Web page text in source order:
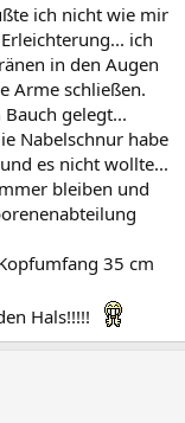
ich nicht wie mir
ich
in den Augen
Arme schließen.
gelegt...
Nabelschnur habe
es nicht wollte...
bleiben und
35 cm
Hals!!!!!